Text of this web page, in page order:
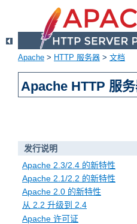
Apache > HTTP 服务器 > 文档
Apache HTTP 服
发行说明
Apache 2.3/2.4 的新特性
Apache 2.1/2.2 的新特性
Apache 2.0 的新特性
从 2.2 升级到 2.4
Apache 许可证